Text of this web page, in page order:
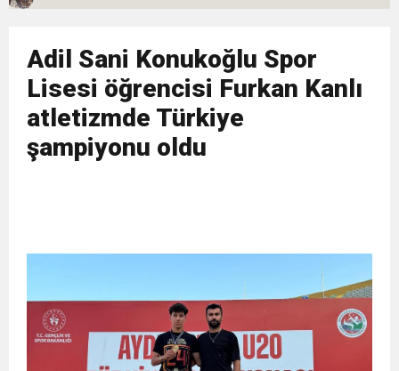
11:32 Dr. Öcük, karın germe estetiği ile ilgili bilgi verdi
10:45 Terör Örgütüne MİT’ten Darbe!
Adil Sani Konukoğlu Spor
Lisesi öğrencisi Furkan Kanlı
atletizmde Türkiye
şampiyonu oldu